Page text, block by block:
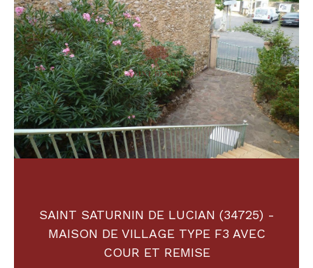
SAINT SATURNIN DE LUCIAN (34725) -
MAISON DE VILLAGE TYPE F3 AVEC
COUR ET REMISE
Surface
Surface
Pièces
Pièces
Référence
TERRASSE PARKING PISCINE
FILTRER PAR